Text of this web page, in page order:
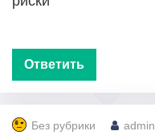
Ответить
Без рубрики admin